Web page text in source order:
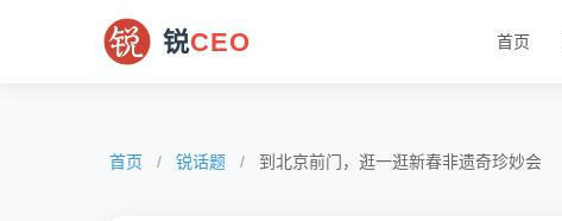
锐CEO 首页
首页 / 锐话题 / 到北京前门，逛一逛新春非遗奇珍妙会